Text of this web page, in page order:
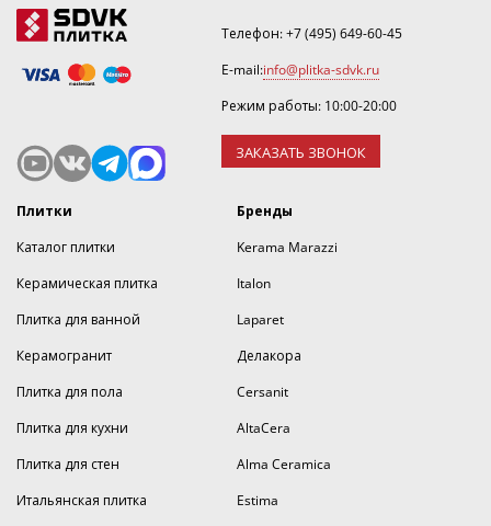
Телефон:+7 (495) 649-60-45
E-mail:info@plitka-sdvk.ru
Режим работы: 10:00-20:00
ЗАКАЗАТЬ ЗВОНОК
Плитки
Каталог плитки
Керамическая плитка
Плитка для ванной
Керамогранит
Плитка для пола
Плитка для кухни
Плитка для стен
Итальянская плитка
Бренды
Kerama Marazzi
Italon
Laparet
Делакора
Cersanit
AltaCera
Alma Ceramica
Estima